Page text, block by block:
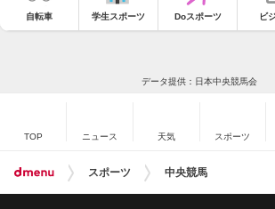
自転車 学生スポーツ Doスポーツ ビ
データ提供：日本中央競馬会
TOP ニュース 天気 スポーツ
スポーツ 中央競馬